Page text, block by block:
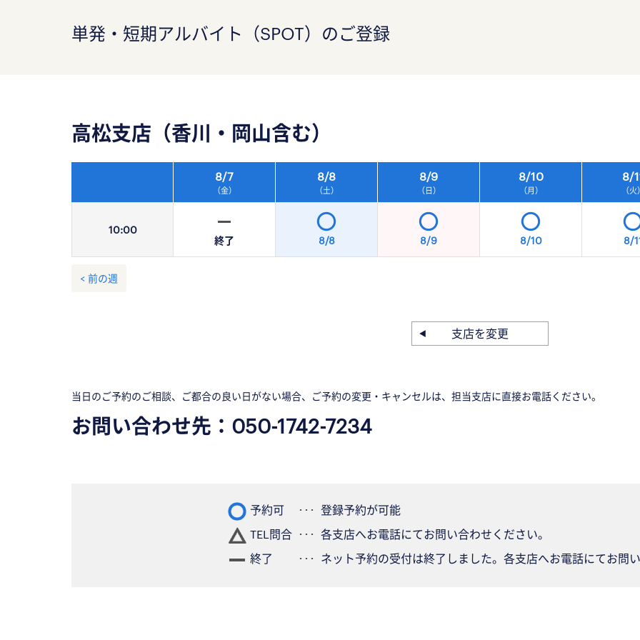
単発・短期アルバイト（SPOT）のご登録
高松支店（香川・岡山含む）
10:00
8/7
（金）
8/8
（土）
8/9
（日）
8/10
（月）
8/
（火）
終了 8/8 8/9 8/10 8/
< 前の週
支店を変更
当日のご予約のご相談、ご都合の良い日がない場合、ご予約の変更・キャンセルは、担当支店に直接お電話ください。
お問い合わせ先： 050-1742-7234
予約可
登録予約が可能
TEL問合
各支店へお電話にてお問い合わせください。
終了
ネット予約の受付は終了しました。各支店へお電話にてお問い